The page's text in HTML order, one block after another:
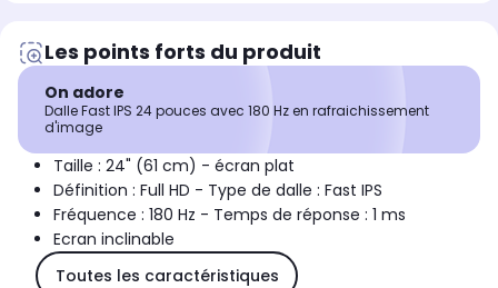
Les points forts du produit
On adore
Dalle Fast IPS 24 pouces avec 180 Hz en rafraichissement
d'image
Taille : 24" (61 cm) - écran plat
Définition : Full HD - Type de dalle : Fast IPS
Fréquence : 180 Hz - Temps de réponse : 1 ms
Ecran inclinable
Toutes les caractéristiques